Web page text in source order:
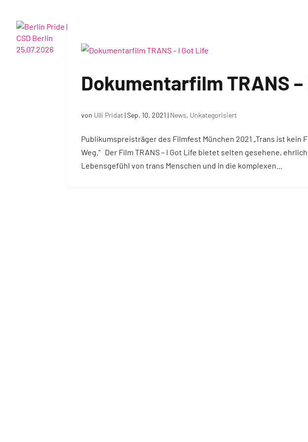
Dokumentarfilm TRANS –
von Ulli Pridat|Sep. 10, 2021 | News, Unkategorisiert
Publikumspreisträger des Filmfest München 2021 „Trans ist kein
Weg.“ Der Film TRANS – I Got Life bietet selten gesehene,
Lebensgefühl von trans Menschen und in die komplexen...